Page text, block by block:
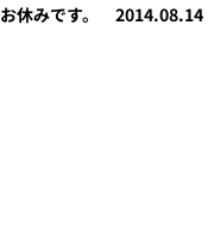
お休みです。 2014.08.14